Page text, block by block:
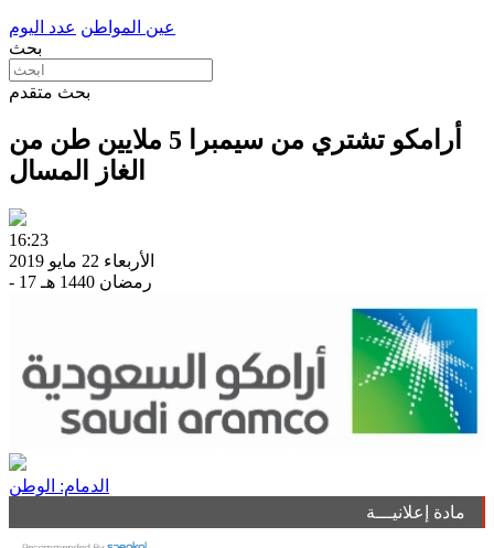
عين المواطن عدد اليوم
بحث
بحث متقدم
أرامكو تشتري من سيمبرا 5 ملايين طن من
الغاز المسال
16:23
الأربعاء 22 مايو 2019
- 17 رمضان 1440 هـ
الدمام: الوطن
مادة إعلانيـــة